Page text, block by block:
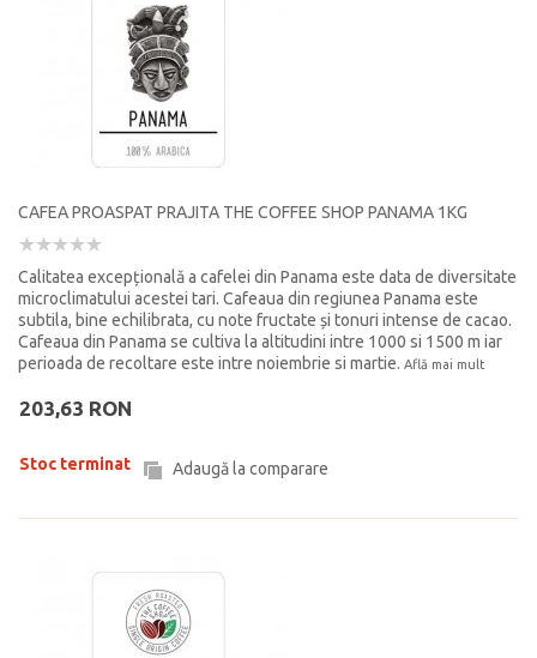
CAFEA PROASPAT PRAJITA THE COFFEE SHOP PANAMA 1KG
Calitatea excepțională a cafelei din Panama este data de diversitate
microclimatului acestei tari. Cafeaua din regiunea Panama este
subtila, bine echilibrata, cu note fructate și tonuri intense de cacao.
Cafeaua din Panama se cultiva la altitudini intre 1000 si 1500 m iar
perioada de recoltare este intre noiembrie si martie. Află mai mult
203,63 RON
Stoc terminat Adaugă la comparare